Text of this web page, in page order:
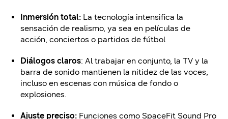
Inmersión total: La tecnología intensifica la
sensación de realismo, ya sea en películas de
acción, conciertos o partidos de fútbol
Diálogos claros: Al trabajar en conjunto, la TV y la
barra de sonido mantienen la nitidez de las voces,
incluso en escenas con música de fondo o
explosiones.
Ajuste preciso: Funciones como SpaceFit Sound Pro